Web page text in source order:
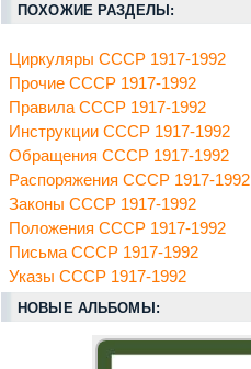
ПОХОЖИЕ РАЗДЕЛЫ:
Циркуляры СССР 1917-1992
Прочие СССР 1917-1992
Правила СССР 1917-1992
Инструкции СССР 1917-1992
Обращения СССР 1917-1992
Распоряжения СССР 1917-1992
Законы СССР 1917-1992
Положения СССР 1917-1992
Письма СССР 1917-1992
Указы СССР 1917-1992
НОВЫЕ АЛЬБОМЫ: